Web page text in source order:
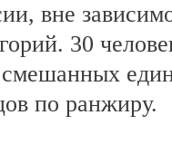
вне
30
по ранжиру.